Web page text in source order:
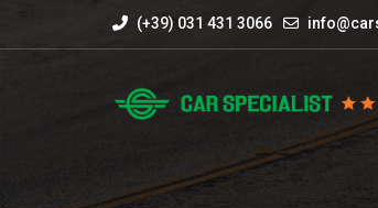
(+39) 031 431 3066